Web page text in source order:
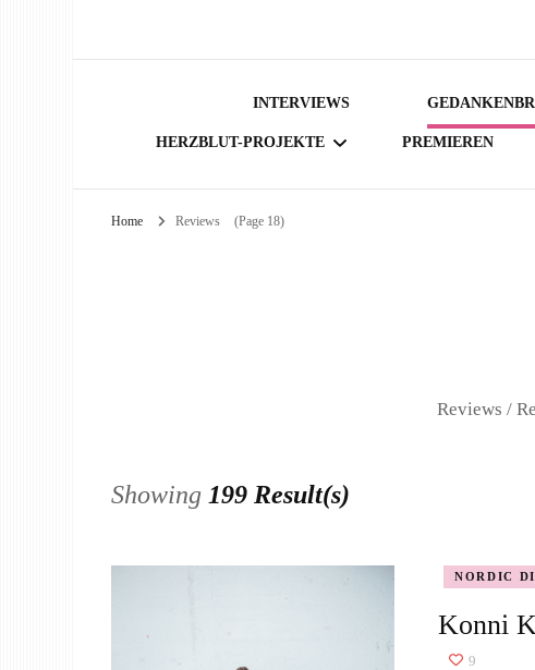
INTERVIEWS
HERZBLUT-PROJEKTE PREMIEREN
Home Reviews (Page 18)
Reviews /
Showing 199 Result(s)
NORDIC
Konni
9